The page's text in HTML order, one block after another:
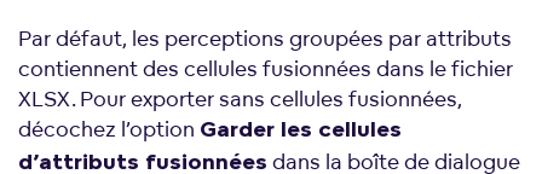
Par défaut, les perceptions groupées par attributs
contiennent des cellules fusionnées dans le fichier
XLSX. Pour exporter sans cellules fusionnées,
décochez l’option Garder les cellules
d’attributs fusionnées dans la boîte de dialogue